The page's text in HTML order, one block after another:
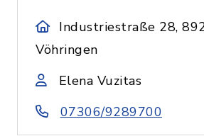
Industriestraße 28,
Vöhringen
Elena Vuzitas
07306/9289700